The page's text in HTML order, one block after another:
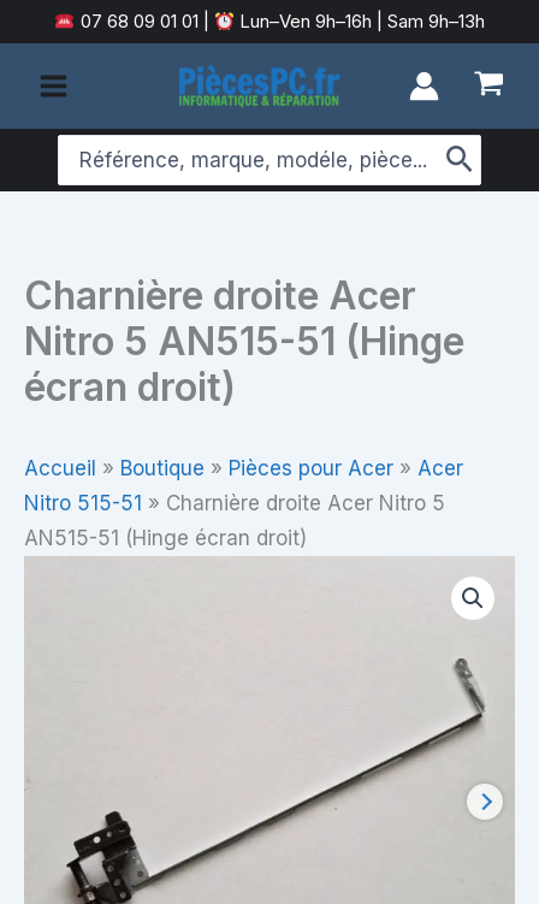
au
contenu
07 68 09 01 01 Lun–Ven 9h–16h | Sam 9h–13h
Search
for:
Charnière droite Acer
Nitro 5 AN515-51 (Hinge
écran droit)
Accueil » Boutique » Pièces pour Acer » Acer
Nitro 515-51 » Charnière droite Acer Nitro 5
AN515-51 (Hinge écran droit)